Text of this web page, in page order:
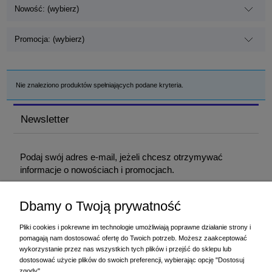
Nowość: (wybierz)
Promocja: (wybierz)
Nie znaleziono produktów spełniających podane kryteria.
Newsletter
Podaj swój adres e-mail, jeżeli chcesz otrzymywać
informacje o nowościach i promocjach.
Podając adres e-mail, wyrażasz zgodę na otrzymywanie informacji handlowej
drogą elektroniczną na podany adres. Zgodę można wycofać w każdym
czasie. Wycofanie zgody nie wpływa na zgodność z prawem przetwarzania
dokonanego przed jej wycofaniem.
Dbamy o Twoją prywatność
Pliki cookies i pokrewne im technologie umożliwiają poprawne działanie strony i
pomagają nam dostosować ofertę do Twoich potrzeb. Możesz zaakceptować
wykorzystanie przez nas wszystkich tych plików i przejść do sklepu lub
dostosować użycie plików do swoich preferencji, wybierając opcję "Dostosuj